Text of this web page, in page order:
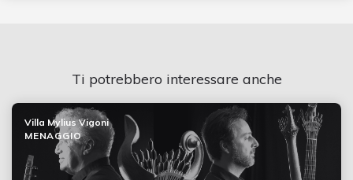
Ti potrebbero interessare anche
Villa Mylius Vigoni
MENAGGIO